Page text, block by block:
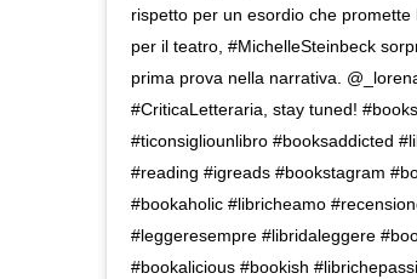
rispetto per un esordio che
per il teatro, #MichelleSteinbeck
prima prova nella narrativa.
#CriticaLetteraria, stay tuned!
#ticonsigliounlibro #booksaddicted
#reading #igreads #bookstagram
#bookaholic #libricheamo
#leggeresempre #libridaleggere
#bookalicious #bookish